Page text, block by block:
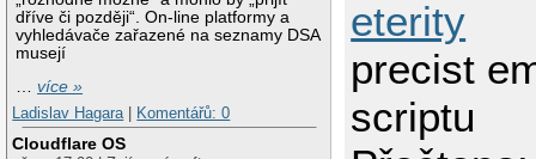
dříve či později“. On-line platformy a
vyhledávače zařazené na seznamy DSA
musejí
…více »
Ladislav Hagara
Komentářů: 0
Cloudflare OS
eterity
precist
scriptu